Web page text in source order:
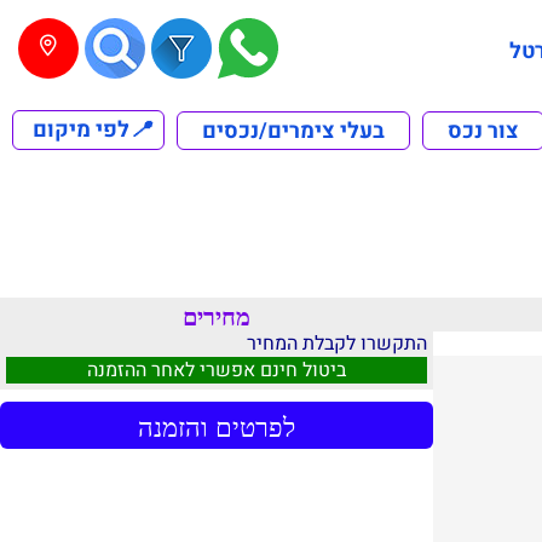
צור נכס בעלי צימרים/נכסים 📍לפי מיקום
מחירים
התקשרו לקבלת המחיר
ביטול חינם אפשרי לאחר ההזמנה
לפרטים והזמנה